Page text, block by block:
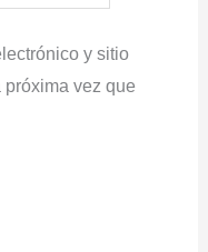
y sitio
vez que